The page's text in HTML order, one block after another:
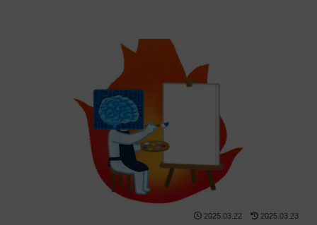
2025.03.22 2025.03.23